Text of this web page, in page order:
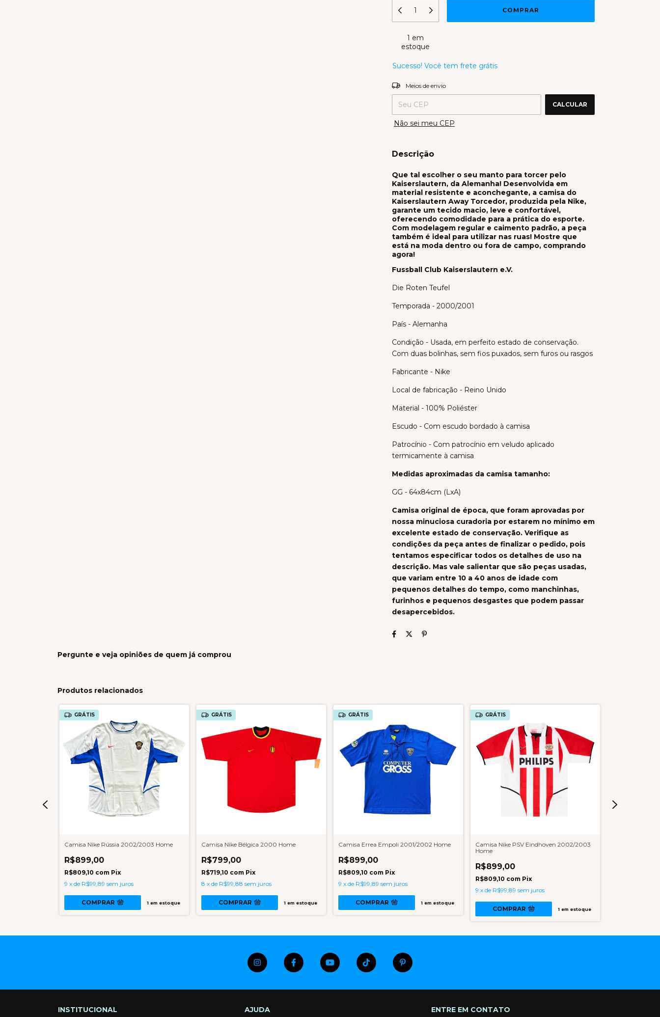
1 em
estoque
Sucesso! Você tem frete grátis
Entregas para o CEP:
Meios de envio
CALCULAR
Não sei meu CEP
Descrição
Que tal escolher o seu manto para torcer pelo
Kaiserslautern, da Alemanha! Desenvolvida em
material resistente e aconchegante, a camisa do
Kaiserslautern Away Torcedor, produzida pela Nike,
garante um tecido macio, leve e confortável,
oferecendo comodidade para a prática do esporte.
Com modelagem regular e caimento padrão, a peça
também é ideal para utilizar nas ruas! Mostre que
está na moda dentro ou fora de campo, comprando
agora!
Fussball Club Kaiserslautern e.V.
Die Roten Teufel
Temporada - 2000/2001
País - Alemanha
Condição - Usada, em perfeito estado de conservação.
Com duas bolinhas, sem fios puxados, sem furos ou rasgos
Fabricante - Nike
Local de fabricação - Reino Unido
Material - 100% Poliéster
Escudo - Com escudo bordado à camisa
Patrocínio - Com patrocínio em veludo aplicado
termicamente à camisa
Medidas aproximadas da camisa tamanho:
GG - 64x84cm (LxA)
Camisa original de época, que foram aprovadas por
nossa minuciosa curadoria por estarem no mínimo em
excelente estado de conservação. Verifique as
condições da peça antes de finalizar o pedido, pois
tentamos especificar todos os detalhes de uso na
descrição. Mas vale salientar que são peças usadas,
que variam entre 10 a 40 anos de idade com
pequenos detalhes do tempo, como manchinhas,
furinhos e pequenos desgastes que podem passar
desapercebidos.
Pergunte e veja opiniões de quem já comprou
Produtos relacionados
GRÁTIS
Camisa Nike Rússia 2002/2003 Home
R$899,00
R$809,10 com Pix
9 x de R$99,89 sem juros
COMPRAR 1em estoque
GRÁTIS
Camisa Nike Bélgica 2000 Home
R$799,00
R$719,10 com Pix
8 x de R$99,88 sem juros
COMPRAR 1em estoque
GRÁTIS
Camisa Errea Empoli 2001/2002 Home
R$899,00
R$809,10 com Pix
9 x de R$99,89 sem juros
COMPRAR 1em estoque
GRÁTIS
Camisa Nike PSV Eindhoven 2002/2003
Home
R$899,00
R$809,10 com Pix
9 x de R$99,89 sem juros
COMPRAR 1em estoque
INSTITUCIONAL AJUDA ENTRE EM CONTATO